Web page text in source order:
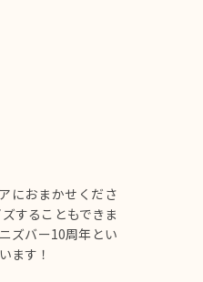
におまかせくださ
することもできま
ズバー10周年とい
ます！